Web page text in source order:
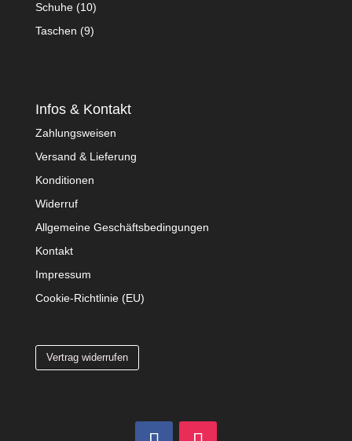
Schuhe (10)
Taschen (9)
Infos & Kontakt
Zahlungsweisen
Versand & Lieferung
Konditionen
Widerruf
Allgemeine Geschäftsbedingungen
Kontakt
Impressum
Cookie-Richtlinie (EU)
Vertrag widerrufen